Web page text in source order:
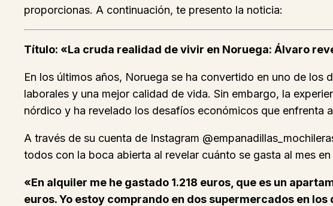
proporcionas. A continuación, te presento la noticia:
Título: «La cruda realidad de vivir en Noruega: Álvaro
En los últimos años, Noruega se ha convertido en uno de
laborales y una mejor calidad de vida. Sin embargo, la
nórdico y ha revelado los desafíos económicos que enfrenta
A través de su cuenta de Instagram
todos con la boca abierta al revelar cuánto se gasta al mes
«En alquiler me he gastado 1.218 euros, que es un
euros. Yo estoy comprando en dos supermercados en